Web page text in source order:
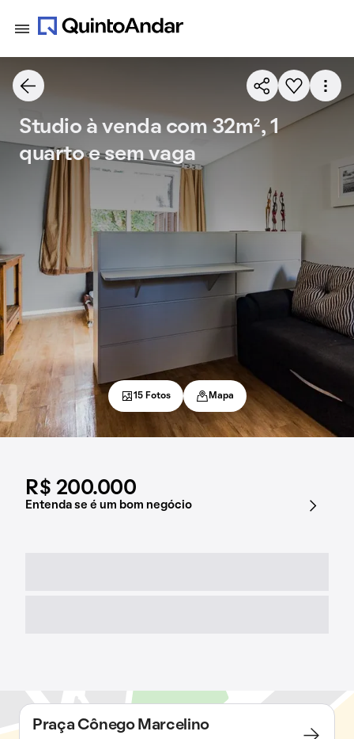
R$ 200.000
Entenda se é um bom negócio
Studio à venda com 32m², 1
quarto e sem vaga
15 Fotos Mapa
Praça Cônego Marcelino